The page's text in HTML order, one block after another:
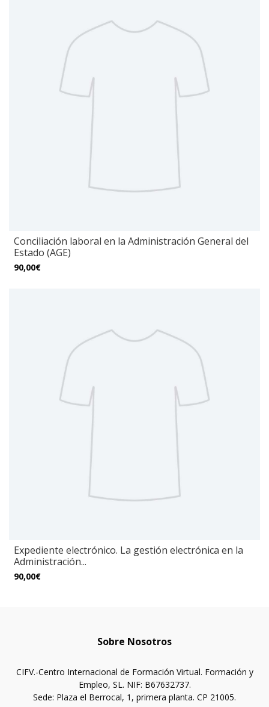
Conciliación laboral en la Administración General del
Estado (AGE)
90,00€
Expediente electrónico. La gestión electrónica en la
Administración...
90,00€
Sobre Nosotros
CIFV.-Centro Internacional de Formación Virtual. Formación y
Empleo, SL. NIF: B67632737.
Sede: Plaza el Berrocal, 1, primera planta. CP 21005.